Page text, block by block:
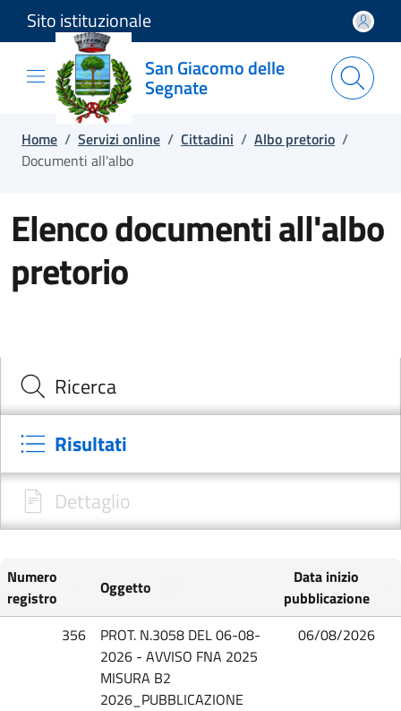
Salta e vai al contenuto
Salta e vai al footer
Sito istituzionale
San Giacomo delle
Segnate
Home / Servizi online / Cittadini / Albo pretorio /
Documenti all'albo
Elenco documenti all'albo
pretorio
Ricerca
Risultati
Dettaglio
Numero
registro
Oggetto
Data inizio
pubblicazione
356
PROT. N.3058 DEL 06-08-
2026 - AVVISO FNA 2025
MISURA B2
2026_PUBBLICAZIONE
06/08/2026